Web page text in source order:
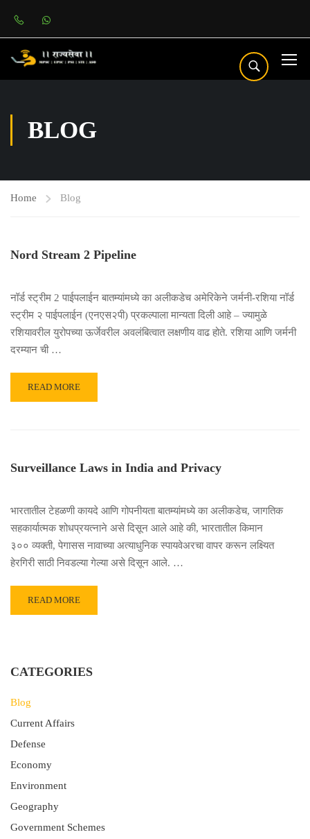
BLOG
Home Blog
Nord Stream 2 Pipeline
नॉर्ड स्ट्रीम 2 पाईपलाईन बातम्यांमध्ये का अलीकडेच अमेरिकेने जर्मनी-रशिया नॉर्ड
स्ट्रीम २ पाईपलाईन (एनएस२पी) प्रकल्पाला मान्यता दिली आहे – ज्यामुळे
रशियावरील युरोपच्या ऊर्जेवरील अवलंबित्वात लक्षणीय वाढ होते. रशिया आणि जर्मनी
दरम्यान ची …
READ MORE
Surveillance Laws in India and Privacy
भारतातील टेहळणी कायदे आणि गोपनीयता बातम्यांमध्ये का अलीकडेच, जागतिक
सहकार्यात्मक शोधप्रयत्नाने असे दिसून आले आहे की, भारतातील किमान
३०० व्यक्ती, पेगासस नावाच्या अत्याधुनिक स्पायवेअरचा वापर करून लक्ष्यित
हेरगिरी साठी निवडल्या गेल्या असे दिसून आले. …
READ MORE
CATEGORIES
Blog
Current Affairs
Defense
Economy
Environment
Geography
Government Schemes